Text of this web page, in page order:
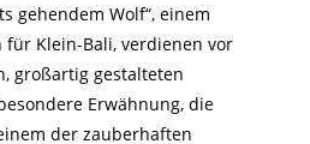
gehendem Wolf“, einem
für Klein-Bali, verdienen vor
großartig gestalteten
Erwähnung, die
der zauberhaften